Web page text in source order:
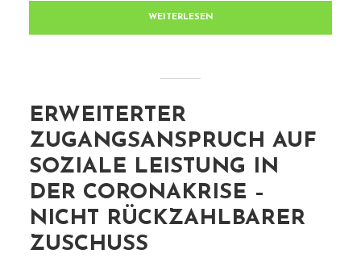
WEITERLESEN
ERWEITERTER
ZUGANGSANSPRUCH AUF
SOZIALE LEISTUNG IN
DER CORONAKRISE –
NICHT RÜCKZAHLBARER
ZUSCHUSS